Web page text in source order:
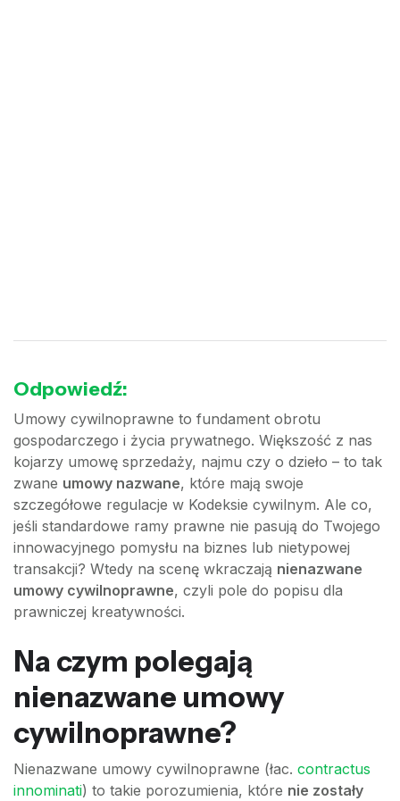
Odpowiedź:
Umowy cywilnoprawne to fundament obrotu
gospodarczego i życia prywatnego. Większość z nas
kojarzy umowę sprzedaży, najmu czy o dzieło – to tak
zwane umowy nazwane, które mają swoje
szczegółowe regulacje w Kodeksie cywilnym. Ale co,
jeśli standardowe ramy prawne nie pasują do Twojego
innowacyjnego pomysłu na biznes lub nietypowej
transakcji? Wtedy na scenę wkraczają nienazwane
umowy cywilnoprawne, czyli pole do popisu dla
prawniczej kreatywności.
Na czym polegają
nienazwane umowy
cywilnoprawne?
Nienazwane umowy cywilnoprawne (łac. contractus
innominati) to takie porozumienia, które nie zostały